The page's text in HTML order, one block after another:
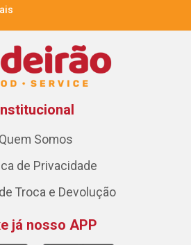
Quem Somos
de Privacidade
Troca e Devolução
já nosso APP